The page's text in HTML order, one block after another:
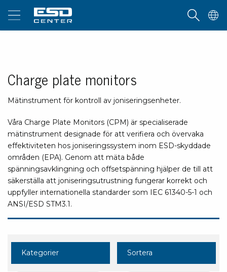
Charge plate monitors
Mätinstrument för kontroll av joniseringsenheter.
Våra Charge Plate Monitors (CPM) är specialiserade
mätinstrument designade för att verifiera och övervaka
effektiviteten hos joniseringssystem inom ESD-skyddade
områden (EPA). Genom att mäta både
spänningsavklingning och offsetspänning hjälper de till att
säkerställa att joniseringsutrustning fungerar korrekt och
uppfyller internationella standarder som IEC 61340-5-1 och
ANSI/ESD STM3.1.
Kategorier Sortera